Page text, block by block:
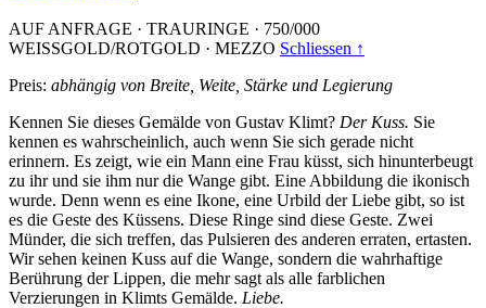
AUF ANFRAGE · TRAURINGE · 750/000
WEISSGOLD/ROTGOLD · MEZZO Schliessen ↑
Preis: abhängig von Breite, Weite, Stärke und Legierung
Kennen Sie dieses Gemälde von Gustav Klimt? Der Kuss. Sie
kennen es wahrscheinlich, auch wenn Sie sich gerade nicht
erinnern. Es zeigt, wie ein Mann eine Frau küsst, sich hinunterbeugt
zu ihr und sie ihm nur die Wange gibt. Eine Abbildung die ikonisch
wurde. Denn wenn es eine Ikone, eine Urbild der Liebe gibt, so ist
es die Geste des Küssens. Diese Ringe sind diese Geste. Zwei
Münder, die sich treffen, das Pulsieren des anderen erraten, ertasten.
Wir sehen keinen Kuss auf die Wange, sondern die wahrhaftige
Berührung der Lippen, die mehr sagt als alle farblichen
Verzierungen in Klimts Gemälde. Liebe.